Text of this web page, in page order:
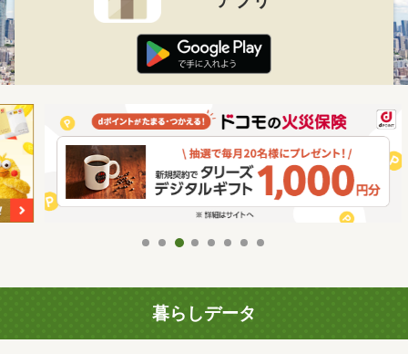
暮らしデータ